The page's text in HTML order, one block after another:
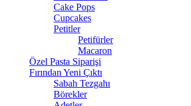
Cake Pops
Cupcakes
Petitler
Petifürler
Macaron
Özel Pasta Siparişi
Fırından Yeni Çıktı
Sabah Tezgahı
Börekler